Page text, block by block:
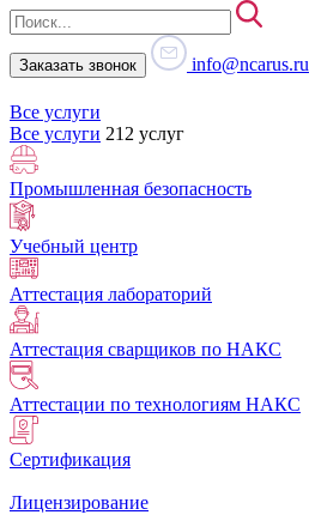
Заказать звонок info@ncarus.ru
Все услуги
Все услуги 212 услуг
Промышленная безопасность
Учебный центр
Аттестация лабораторий
Аттестация сварщиков по НАКС
Аттестации по технологиям НАКС
Сертификация
Лицензирование